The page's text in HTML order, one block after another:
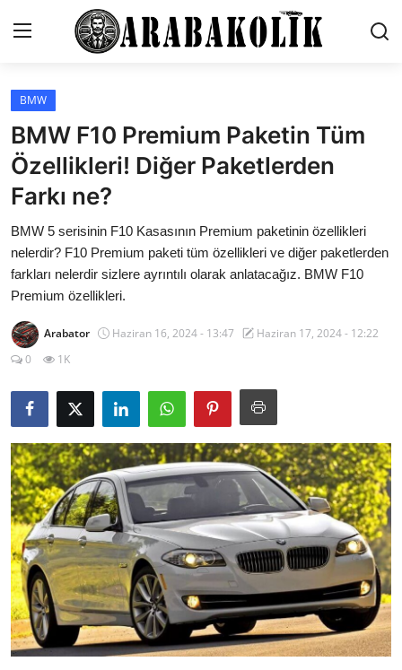
İletişim
Genel
Karşılaştırmalar
Testler
Markalar
Motosiklet
Paketler
Yağlar
Oto Bilgi
BMW
BMW F10 Premium Paketin Tüm
Özellikleri! Diğer Paketlerden
Farkı ne?
BMW 5 serisinin F10 Kasasının Premium paketinin özellikleri
nelerdir? F10 Premium paketi tüm özellikleri ve diğer paketlerden
farkları nelerdir sizlere ayrıntılı olarak anlatacağız. BMW F10
Premium özellikleri.
Arabator Haziran 16, 2024 - 13:47
Haziran 17, 2024 - 12:22
0
1K